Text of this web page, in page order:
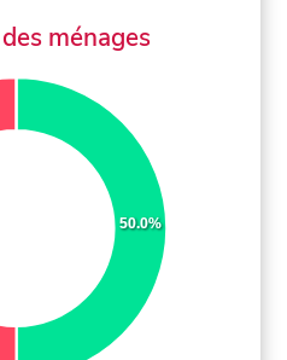
ménages
50.0%